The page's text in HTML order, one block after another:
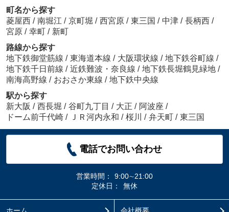
町名から探す
菱屋西 / 南堀江 / 京町堀 / 西宮原 / 東三国 / 中津 / 長柄西 /
宮原 / 幸町 / 新町
路線から探す
地下鉄御堂筋線 / 東海道本線 / 大阪環状線 / 地下鉄谷町線 /
地下鉄千日前線 / 近鉄難波・奈良線 / 地下鉄長堀鶴見緑地 /
南海高野線 / おおさか東線 / 地下鉄中央線
駅から探す
新大阪 / 西長堀 / 谷町九丁目 / 大正 / 阿波座 /
ドーム前千代崎 / ＪＲ河内永和 / 桜川 / 弁天町 / 東三国
電話でお問い合わせ
営業時間：
9:00∼21:00
定休日：
無休